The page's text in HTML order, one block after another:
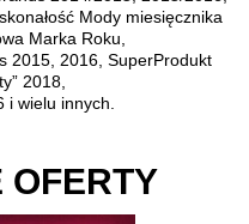
Mody miesięcznika
Marka Roku,
2015, 2016, SuperProdukt
2018,
i wielu innych.